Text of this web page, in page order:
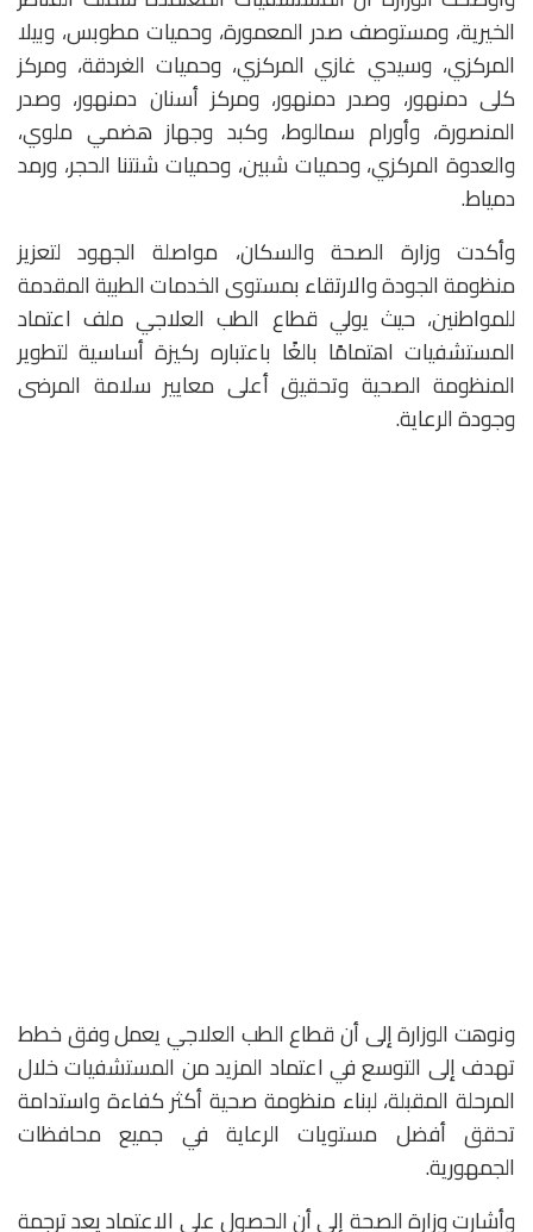
الخيرية، ومستوصف صدر المعمورة، وحميات مطوبس، وبيلا
المركزي، وسيدي غازي المركزي، وحميات الغردقة، ومركز
كلى دمنهور، وصدر دمنهور، ومركز أسنان دمنهور، وصدر
المنصورة، وأورام سمالوط، وكبد وجهاز هضمي ملوي،
والعدوة المركزي، وحميات شبين، وحميات شنتنا الحجر، ورمد
دمياط.
وأكدت وزارة الصحة والسكان، مواصلة الجهود لتعزيز
منظومة الجودة والارتقاء بمستوى الخدمات الطبية المقدمة
للمواطنين، حيث يولي قطاع الطب العلاجي ملف اعتماد
المستشفيات اهتمامًا بالغًا باعتباره ركيزة أساسية لتطوير
المنظومة الصحية وتحقيق أعلى معايير سلامة المرضى
وجودة الرعاية.
ونوهت الوزارة إلى أن قطاع الطب العلاجي يعمل وفق خطط
تهدف إلى التوسع في اعتماد المزيد من المستشفيات خلال
المرحلة المقبلة، لبناء منظومة صحية أكثر كفاءة واستدامة
تحقق أفضل مستويات الرعاية في جميع محافظات
الجمهورية.
وأشارت وزارة الصحة إلى أن الحصول على الاعتماد يعد ترجمة